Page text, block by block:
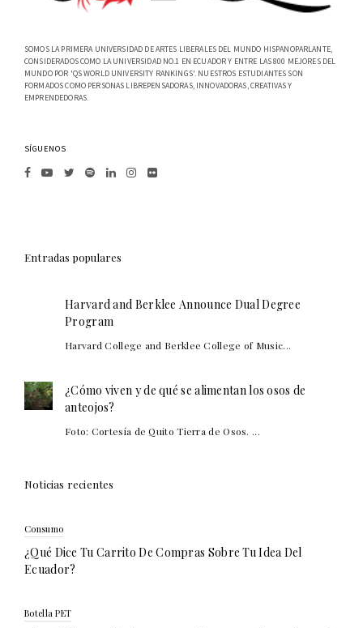
SOMOS LA PRIMERA UNIVERSIDAD DE ARTES LIBERALES DEL MUNDO HISPANOPARLANTE,
CONSIDERADOS COMO LA UNIVERSIDAD NO.1 EN ECUADOR Y ENTRE LAS 800 MEJORES DEL
MUNDO POR 'QS WORLD UNIVERSITY RANKINGS'. NUESTROS ESTUDIANTES SON
FORMADOS COMO PERSONAS LIBREPENSADORAS, INNOVADORAS, CREATIVAS Y
EMPRENDEDORAS.
SÍGUENOS
Entradas populares
Harvard and Berklee Announce Dual Degree
Program
Harvard College and Berklee College of Music...
¿Cómo viven y de qué se alimentan los osos de
anteojos?
Foto: Cortesía de Quito Tierra de Osos. ...
Noticias recientes
Consumo
¿Qué Dice Tu Carrito De Compras Sobre Tu Idea Del
Ecuador?
Botella PET